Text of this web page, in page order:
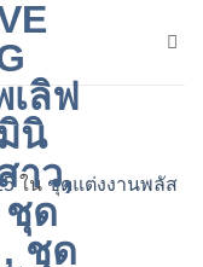
ใน ชุดแต่งงานพลัส